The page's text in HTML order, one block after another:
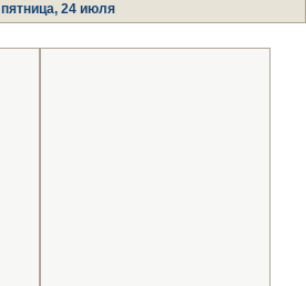
пятница, 24 июля